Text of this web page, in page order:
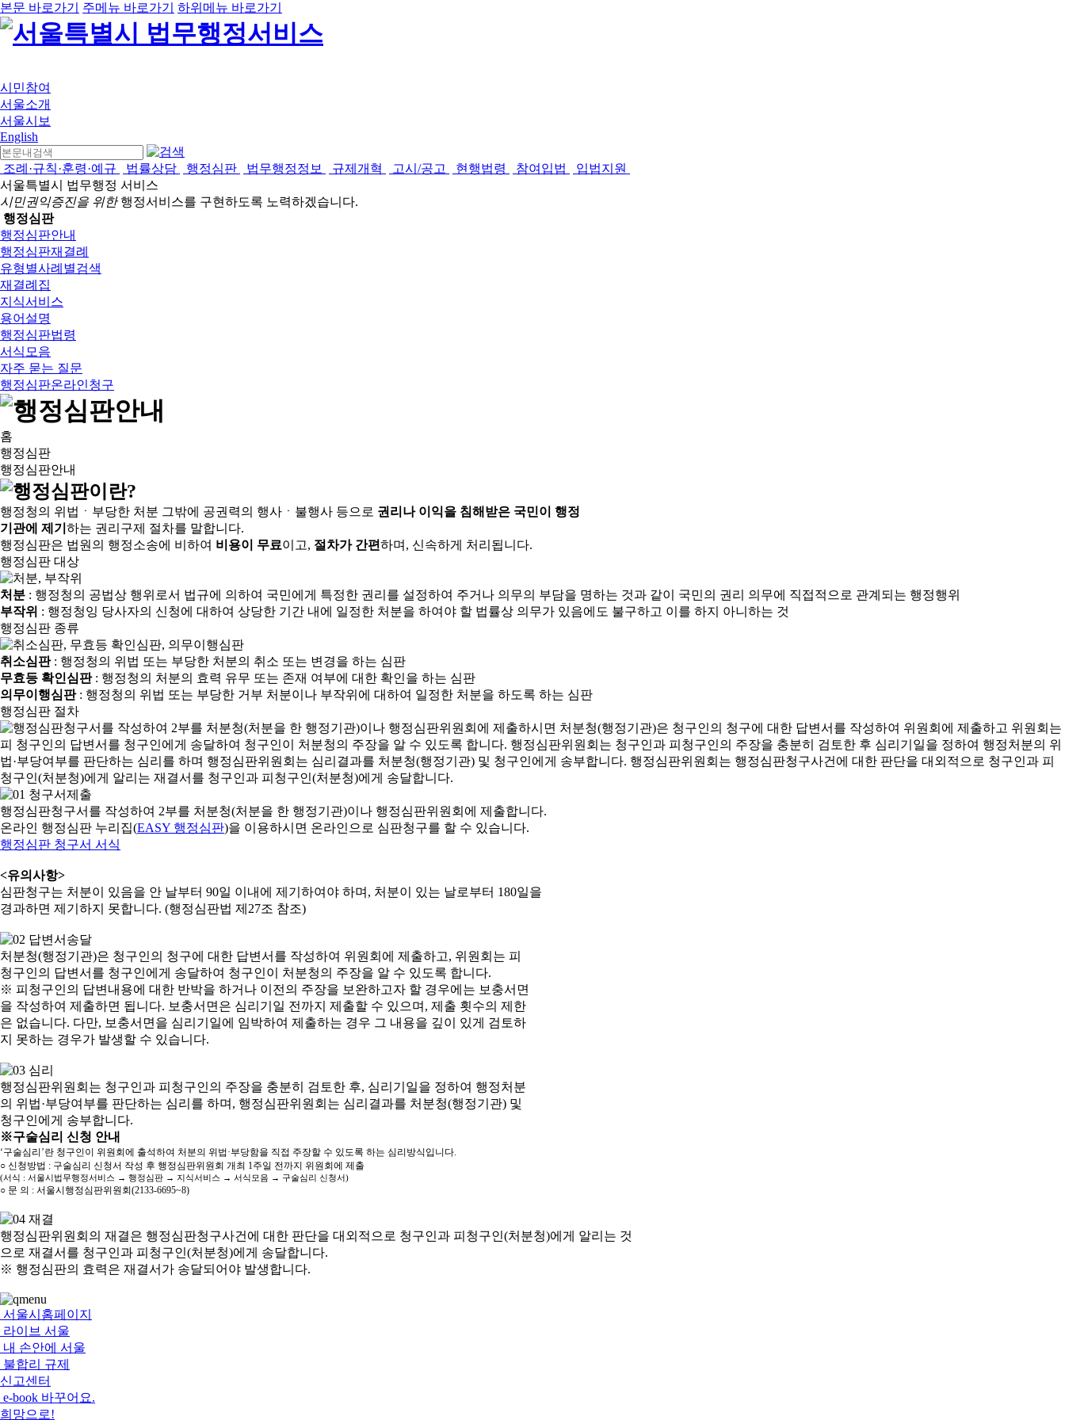
본문 바로가기 주메뉴 바로가기 하위메뉴 바로가기
시민참여
서울소개
서울시보
English
조례·규칙·훈령·예규 법률상담 행정심판 법무행정정보 규제개혁 고시/공고 현행법령 참여입법
입법지원
서울특별시 법무행정 서비스
시민권익증진을 위한행정서비스를 구현하도록 노력하겠습니다.
행정심판
행정심판안내
행정심판재결례
유형별사례별검색
재결례집
지식서비스
용어설명
행정심판법령
서식모음
자주 묻는 질문
행정심판온라인청구
홈
행정심판
행정심판안내
행정청의 위법ㆍ부당한 처분 그밖에 공권력의 행사ㆍ불행사 등으로 권리나 이익을 침해받은 국민이 행정
기관에 제기 하는 권리구제 절차를 말합니다.
행정심판은 법원의 행정소송에 비하여 비용이 무료이고, 절차가 간편하며, 신속하게 처리됩니다.
행정심판 대상
처분 : 행정청의 공법상 행위로서 법규에 의하여 국민에게 특정한 권리를 설정하여 주거나 의무의 부담을 명하는 것과 같이 국민의 권리 의무에 직접적으로 관계되는 행정행위
부작위 : 행정청잉 당사자의 신청에 대하여 상당한 기간 내에 일정한 처분을 하여야 할 법률상 의무가 있음에도 불구하고 이를 하지 아니하는 것
행정심판 종류
취소심판: 행정청의 위법 또는 부당한 처분의 취소 또는 변경을 하는 심판
무효등 확인심판: 행정청의 처분의 효력 유무 또는 존재 여부에 대한 확인을 하는 심판
의무이행심판: 행정청의 위법 또는 부당한 거부 처분이나 부작위에 대하여 일정한 처분을 하도록 하는 심판
행정심판 절차
행정심판청구서를 작성하여 2부를 처분청(처분을 한 행정기관)이나 행정심판위원회에 제출합니다.
온라인 행정심판 누리집(EASY 행정심판)을 이용하시면 온라인으로 심판청구를 할 수 있습니다.
행정심판 청구서 서식
<유의사항>
심판청구는 처분이 있음을 안 날부터 90일 이내에 제기하여야 하며, 처분이 있는 날로부터 180일을
경과하면 제기하지 못합니다. (행정심판법 제27조 참조)
처분청(행정기관)은 청구인의 청구에 대한 답변서를 작성하여 위원회에 제출하고, 위원회는 피
청구인의 답변서를 청구인에게 송달하여 청구인이 처분청의 주장을 알 수 있도록 합니다.
※ 피청구인의 답변내용에 대한 반박을 하거나 이전의 주장을 보완하고자 할 경우에는 보충서면
을 작성하여 제출하면 됩니다. 보충서면은 심리기일 전까지 제출할 수 있으며, 제출 횟수의 제한
은 없습니다. 다만, 보충서면을 심리기일에 임박하여 제출하는 경우 그 내용을 깊이 있게 검토하
지 못하는 경우가 발생할 수 있습니다.
행정심판위원회는 청구인과 피청구인의 주장을 충분히 검토한 후, 심리기일을 정하여 행정처분
의 위법·부당여부를 판단하는 심리를 하며, 행정심판위원회는 심리결과를 처분청(행정기관) 및
청구인에게 송부합니다.
※구술심리 신청 안내
‘구술심리’란 청구인이 위원회에 출석하여 처분의 위법·부당함을 직접 주장할 수 있도록 하는 심리방식입니다.
○ 신청방법 : 구술심리 신청서 작성 후 행정심판위원회 개최 1주일 전까지 위원회에 제출
(서식 : 서울시법무행정서비스 → 행정심판 → 지식서비스 → 서식모음 → 구술심리 신청서)
○ 문 의 : 서울시행정심판위원회(2133-6695~8)
행정심판위원회의 재결은 행정심판청구사건에 대한 판단을 대외적으로 청구인과 피청구인(처분청)에게 알리는 것
으로 재결서를 청구인과 피청구인(처분청)에게 송달합니다.
※ 행정심판의 효력은 재결서가 송달되어야 발생합니다.
서울시홈페이지
라이브 서울
내 손안에 서울
불합리 규제
신고센터
e-book 바꾸어요.
희망으로!